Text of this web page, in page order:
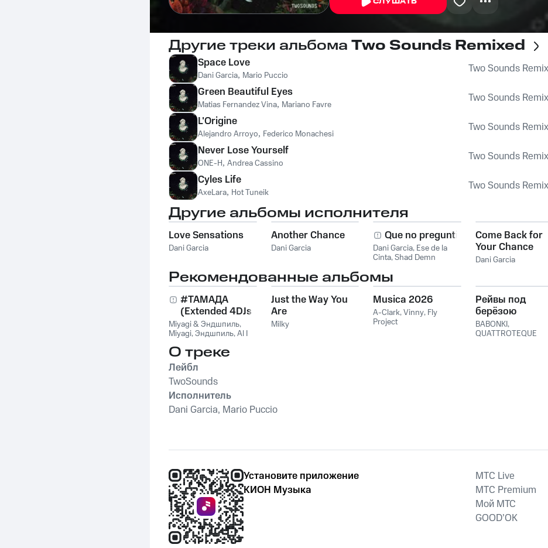
Другие треки альбома Two Sounds Remixed
Space Love
Dani Garcia, Mario Puccio Two Sounds
Green Beautiful Eyes
Matias Fernandez Vina, Mariano Favre Two Sounds
L'Origine
Alejandro Arroyo, Federico Monachesi Two Sounds
Never Lose Yourself
ONE-H, Andrea Cassino Two Sounds
Cyles Life
AxeLara, Hot Tuneik Two Sounds
Другие альбомы исполнителя
Love Sensations
Dani Garcia
Another Chance
Dani Garcia
Que no preguntin
Dani Garcia, Ese de la
Cinta,Shad Demn
Come Back for
Your Chance
Dani Garcia
Рекомендованные альбомы
#ТАМАДА
(Extended 4DJs
Pack)
Miyagi & Эндшпиль,
Miyagi,Эндшпиль,Al I
Just the Way You
Are
Milky
Musica 2026
A-Clark,Vinny, Fly
Project
Рейвы под
берёзою
BABONKI,
QUATTROTEQUE
О треке
Лейбл
TwoSounds
Исполнитель
Dani Garcia, Mario Puccio
Установите приложение
КИОН Музыка
MTС Live
MTС Premium
Мой МТС
GOOD’OK